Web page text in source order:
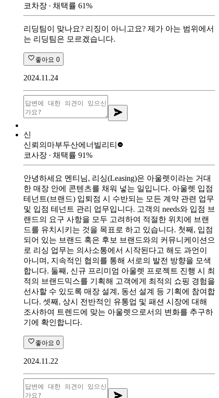
코차장 ∙ 채택률 61%
리딩팀이 맞나요? 리징이 아니고요? 제가 아는 범위에서
는 리딩팀은 모르겠습니다.
좋아요 0
2024.11.24
신
신뢰의마부두산에너빌리티
코사장 ∙ 채택률 91%
안녕하세요 멘티님, 리싱(Leasing)은 아울렛이라는 거대
한 매장 안에 콘텐츠를 채워 넣는 일입니다. 아울렛 입점
테넌트(브랜드) 입퇴점 시 수반되는 모든 계약 관련 업무
및 입점 테넌트 관리 업무입니다. 고객의 needs와 입점 브
랜드의 요구 사항을 모두 고려하여 적절한 위치에 브랜
드를 유치시키는 것을 목표로 하고 있습니다. 첫째, 입점
되어 있는 브랜드 혹은 후보 브랜드와의 커뮤니케이션으
로 리싱 업무는 의사소통에서 시작된다고 해도 과언이
아니며, 지속적인 협의를 통해 서로의 발전 방향을 모색
합니다. 둘째, 신규 프리미엄 아울렛 프로젝트 진행 시 최
적의 브랜드믹스를 기획해 고객에게 최적의 쇼핑 경험을
선사할 수 있도록 매장 설계, 동선 설계 등 기획에 참여합
니다. 셋째, 상시 전반적인 유통업 및 패션 시장에 대해
조사하여 트렌드에 맞는 아울렛으로서의 변화를 추구하
기에 확인합니다.
좋아요 0
2024.11.22